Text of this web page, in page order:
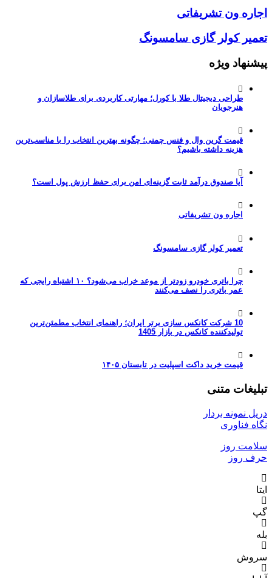
اجاره ون تشریفاتی
تعمیر کولر گازی سامسونگ
پیشنهاد ویژه
طراحی دیجیتال طلا با کورل؛ مهارتی کاربردی برای طلاسازان و
هنرجویان
قیمت گرین وال و فنس چمنی؛ چگونه بهترین انتخاب را با مناسب‌ترین
هزینه داشته باشیم؟
آیا صندوق درآمد ثابت گزینه‌ای امن برای حفظ ارزش پول است؟
اجاره ون تشریفاتی
تعمیر کولر گازی سامسونگ
چرا باتری خودرو زودتر از موعد خراب می‌شود؟ ۱۰ اشتباه رایجی که
عمر باتری را نصف می‌کنند
10 شرکت کانکس سازی برتر ایران؛ راهنمای انتخاب مطمئن‌ترین
تولیدکننده کانکس در بازار 1405
قیمت خرید داکت اسپلیت در تابستان ۱۴۰۵
تبلیغات متنی
دریل نمونه بردار
نگاه فناوری
سلامت روز
حرف روز
ایتا
گپ
بله
سروش